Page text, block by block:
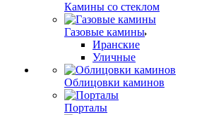
Камины со стеклом
Газовые камины
Иранские
Уличные
Облицовки каминов
Порталы